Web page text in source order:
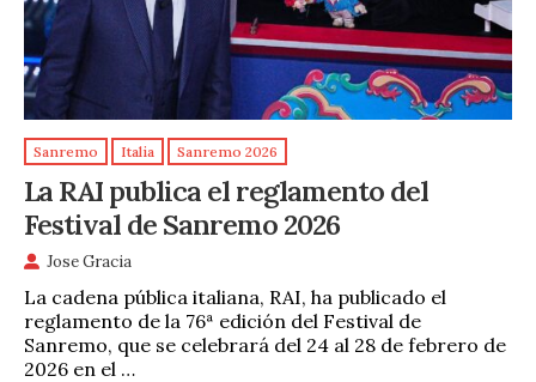
Sanremo Italia Sanremo 2026
La RAI publica el reglamento del
Festival de Sanremo 2026
Jose Gracia
La cadena pública italiana, RAI, ha publicado el
reglamento de la 76ª edición del Festival de
Sanremo, que se celebrará del 24 al 28 de febrero de
2026 en el …